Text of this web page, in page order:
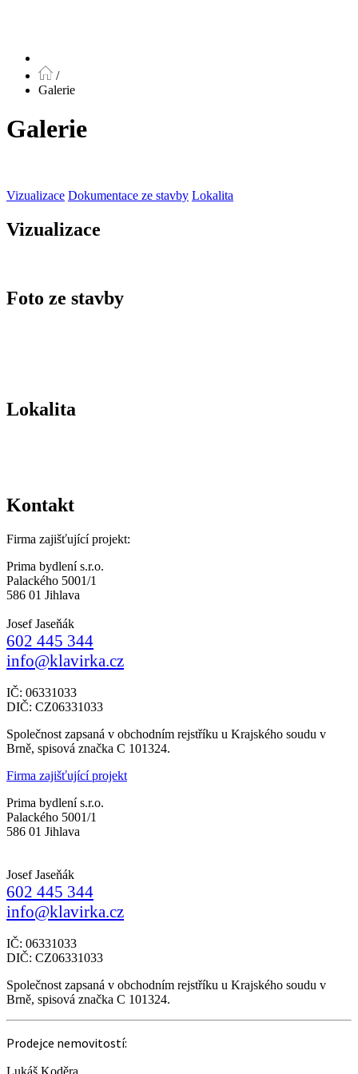
/
Galerie
Galerie
Vizualizace Dokumentace ze stavby Lokalita
Vizualizace
Foto ze stavby
Lokalita
Kontakt
Firma zajišťující projekt:
Prima bydlení s.r.o.
Palackého 5001/1
586 01 Jihlava
Josef Jaseňák
602 445 344
info@klavirka.cz
IČ: 06331033
DIČ: CZ06331033
Společnost zapsaná v obchodním rejstříku u Krajského soudu v
Brně, spisová značka C 101324.
Firma zajišťující projekt
Prima bydlení s.r.o.
Palackého 5001/1
586 01 Jihlava
Josef Jaseňák
602 445 344
info@klavirka.cz
IČ: 06331033
DIČ: CZ06331033
Společnost zapsaná v obchodním rejstříku u Krajského soudu v
Brně, spisová značka C 101324.
Prodejce nemovitostí: